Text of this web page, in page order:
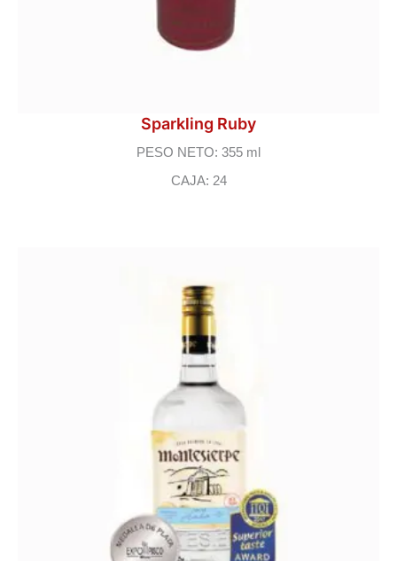
Sparkling Ruby
PESO NETO: 355 ml
CAJA: 24